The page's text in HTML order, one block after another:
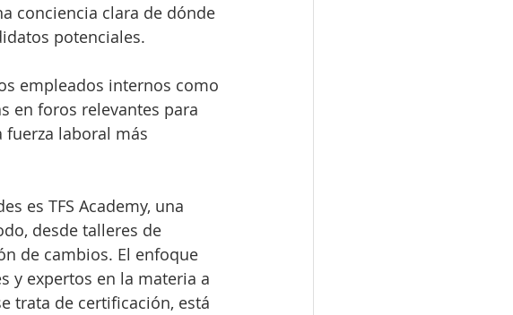
conciencia clara de dónde
potenciales.
empleados internos como
en foros relevantes para
laboral más
es TFS Academy, una
desde talleres de
de cambios. El enfoque
y expertos en la materia a
trata de certificación, está